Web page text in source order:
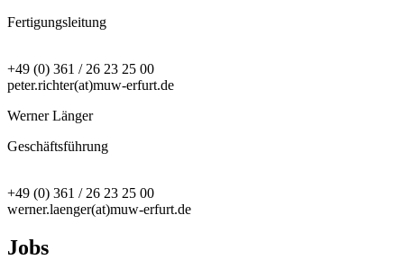
Fertigungsleitung
+49 (0) 361 / 26 23 25 00
peter.richter(at)muw-erfurt.de
Werner Länger
Geschäftsführung
+49 (0) 361 / 26 23 25 00
werner.laenger(at)muw-erfurt.de
Jobs